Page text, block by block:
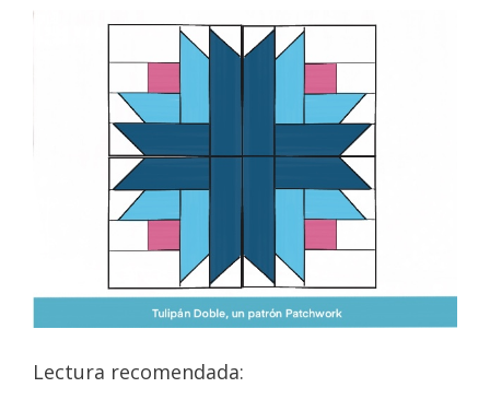
Lectura recomendada: